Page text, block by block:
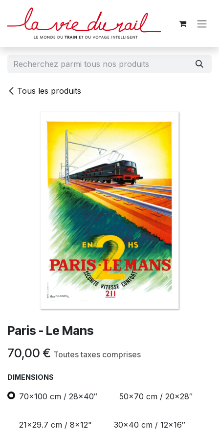
Se rendre au contenu
Tous les produits
Paris - Le Mans
70,00 € Toutes taxes comprises
DIMENSIONS
70x100 cm / 28x40″ 50x70 cm / 20x28″
21x29.7 cm / 8x12" 30x40 cm / 12x16″